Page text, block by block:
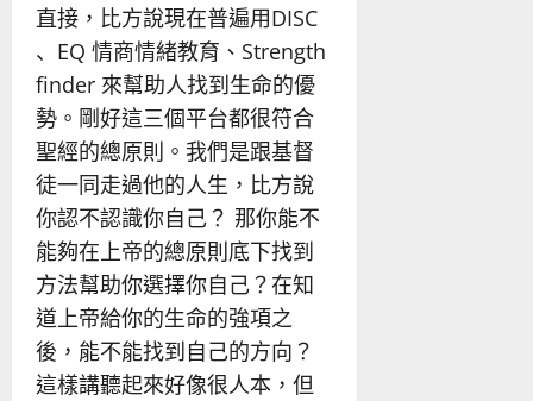
直接，比方說現在普遍用DISC
、EQ 情商情緒教育、Strength
finder 來幫助人找到生命的優
勢。剛好這三個平台都很符合
聖經的總原則。我們是跟基督
徒一同走過他的人生，比方說
你認不認識你自己？ 那你能不
能夠在上帝的總原則底下找到
方法幫助你選擇你自己？在知
道上帝給你的生命的強項之
後，能不能找到自己的方向？
這樣講聽起來好像很人本，但